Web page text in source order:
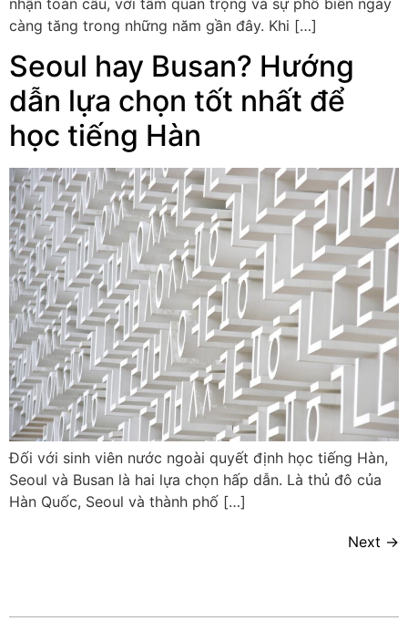
nhận toàn cầu, với tầm quan trọng và sự phổ biến ngày
càng tăng trong những năm gần đây. Khi […]
Seoul hay Busan? Hướng
dẫn lựa chọn tốt nhất để
học tiếng Hàn
Đối với sinh viên nước ngoài quyết định học tiếng Hàn,
Seoul và Busan là hai lựa chọn hấp dẫn. Là thủ đô của
Hàn Quốc, Seoul và thành phố […]
Next →